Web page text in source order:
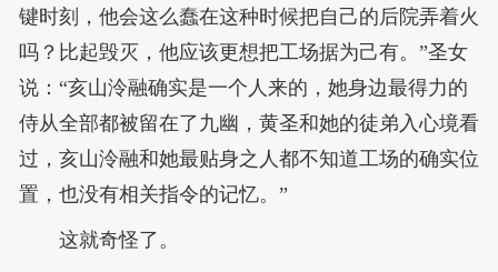
键时刻，他会这么蠢在这种时候把自己的后院弄着火
吗？比起毁灭，他应该更想把工场据为己有。”圣女
说：“亥山泠融确实是一个人来的，她身边最得力的
侍从全部都被留在了九幽，黄圣和她的徒弟入心境看
过，亥山泠融和她最贴身之人都不知道工场的确实位
置，也没有相关指令的记忆。”
这就奇怪了。